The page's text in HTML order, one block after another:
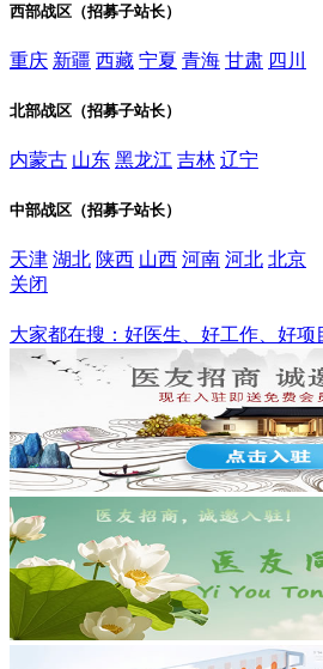
西部战区（招募子站长）
重庆 新疆 西藏 宁夏 青海 甘肃 四川
北部战区（招募子站长）
内蒙古 山东 黑龙江 吉林 辽宁
中部战区（招募子站长）
天津 湖北 陕西 山西 河南 河北 北京
关闭
大家都在搜：好医生、好工作、好项